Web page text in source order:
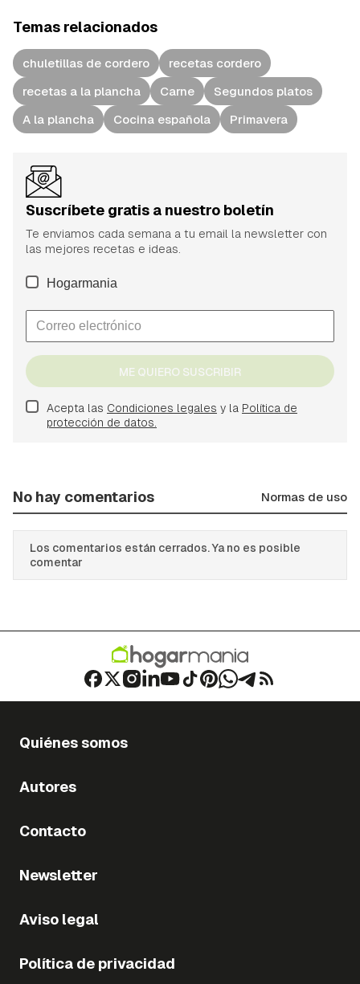
Temas relacionados
chuletillas de cordero
recetas cordero
recetas a la plancha
Carne
Segundos platos
A la plancha
Cocina española Primavera
Suscríbete gratis a nuestro boletín
Te enviamos cada semana a tu email la newsletter con
las mejores recetas e ideas.
Hogarmania
ME QUIERO SUSCRIBIR
Acepta las Condiciones legales y la Política de
protección de datos.
No hay comentarios Normas de uso
Los comentarios están cerrados. Ya no es posible
comentar
Quiénes somos
Autores
Contacto
Newsletter
Aviso legal
Política de privacidad